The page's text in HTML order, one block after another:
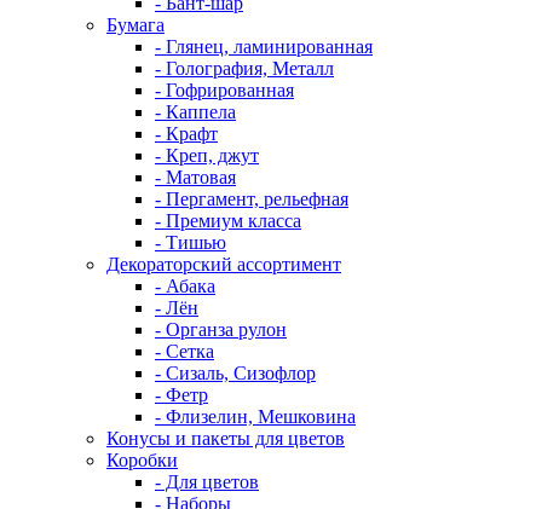
Бумага
- Глянец, ламинированная
- Голография, Металл
- Гофрированная
- Каппела
- Крафт
- Креп, джут
- Матовая
- Пергамент, рельефная
- Премиум класса
- Тишью
Декораторский ассортимент
- Абака
- Лён
- Органза рулон
- Сетка
- Сизаль, Сизофлор
- Фетр
- Флизелин, Мешковина
Конусы и пакеты для цветов
Коробки
- Для цветов
- Наборы